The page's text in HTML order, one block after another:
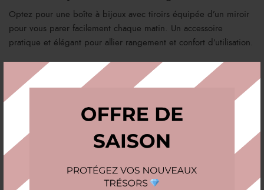
Optez pour une boîte à bijoux avec tiroirs équipée d’un miroir
pour vous parer facilement chaque matin. Un accessoire
pratique et élégant pour allier rangement et confort d’utilisation.
Comment choisir la meilleure boîte à
bijoux avec tiroirs ?
1. Définir la capacité et les compartiments